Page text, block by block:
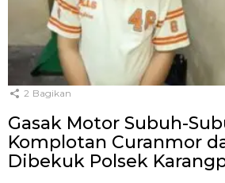
2 Bagikan
Gasak Motor Subuh-
Komplotan Curanmor
Dibekuk Polsek